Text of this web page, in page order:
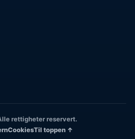
rettigheter reservert.
CookiesTil toppen ↑